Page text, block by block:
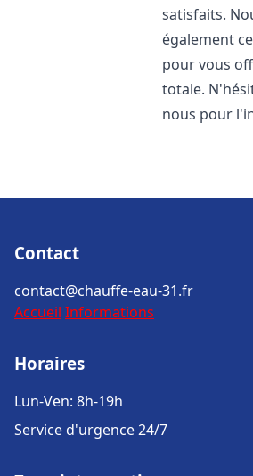
satisfaits.
également
pour vous
totale.
nous pour
Contact
contact@chauffe-eau-31.fr
Accueil Informations
Horaires
Lun-Ven: 8h-19h
Service d'urgence 24/7